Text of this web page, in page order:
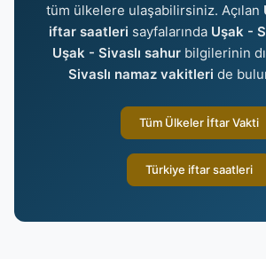
tüm ülkelere ulaşabilirsiniz. Açılan
iftar saatleri sayfalarında Uşak -
Uşak - Sivaslı sahurbilgilerinin
Sivaslı namaz vakitleri de
Tüm Ülkeler İftar Vakti
Türkiye iftar saatleri